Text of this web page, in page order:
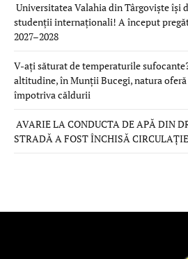
Universitatea Valahia din Târgoviște își
studenții internaționali! A început
2027–2028
V-ați săturat de temperaturile
altitudine, în Munții Bucegi, natura
împotriva căldurii
AVARIE LA CONDUCTA DE APĂ DIN
STRADĂ A FOST ÎNCHISĂ